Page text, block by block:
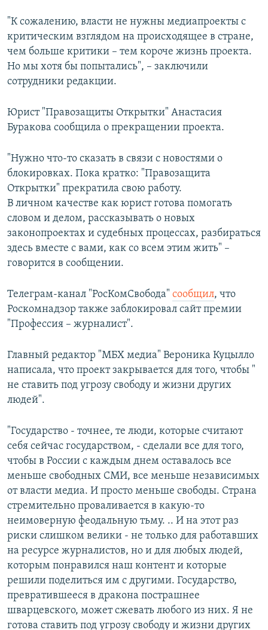
"К сожалению, власти не нужны медиапроекты с
критическим взглядом на происходящее в стране,
чем больше критики – тем короче жизнь проекта.
Но мы хотя бы попытались", – заключили
сотрудники редакции.
Юрист "Правозащиты Открытки" Анастасия
Буракова сообщила о прекращении проекта.
"Нужно что-то сказать в связи с новостями о
блокировках. Пока кратко: "Правозащита
Открытки" прекратила свою работу.
В личном качестве как юрист готова помогать
словом и делом, рассказывать о новых
законопроектах и судебных процессах, разбираться
здесь вместе с вами, как со всем этим жить" –
говорится в сообщении.
Телеграм-канал "РосКомСвобода" сообщил, что
Роскомнадзор также заблокировал сайт премии
"Профессия – журналист".
Главный редактор "МБХ медиа" Вероника Куцылло
написала, что проект закрывается для того, чтобы "
не ставить под угрозу свободу и жизни других
людей".
"Государство - точнее, те люди, которые считают
себя сейчас государством, - сделали все для того,
чтобы в России с каждым днем оставалось все
меньше свободных СМИ, все меньше независимых
от власти медиа. И просто меньше свободы. Страна
стремительно проваливается в какую-то
неимоверную феодальную тьму. .. И на этот раз
риски слишком велики - не только для работавших
на ресурсе журналистов, но и для любых людей,
которым понравился наш контент и которые
решили поделиться им с другими. Государство,
превратившееся в дракона пострашнее
шварцевского, может сжевать любого из них. Я не
готова ставить под угрозу свободу и жизни других